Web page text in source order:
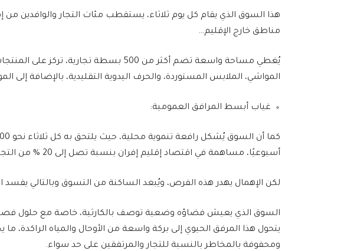
هذا السوق الذي يقام كل يوم ثلاثاء، يستقطب مئات التجار والوافدين من
مناطق خارج الإقليم…
يُغطي مساحة واسعة تضم أكثر من 500 بسطة
المواشي، الملابس المستوردة، والحرف اليدوية التقليدية، بالإضافة إلى المواشي التي
غياب أبسط المرافق العمومية:
أسبوعيًا، مساهمة في اقتصاد إقليم إفران بنسبة تصل إلى 20 % من التجارة المحلية حسب تقديرات محلية.
لكن الإهمال يهدر هذه الفرص، ويُبعد الساكنة من التسوق وبالتالي يفسد
السوق الذي يعيش فضاؤه وضعية توصف بالكارثية، خاصة مع حلول
يتحول هذا المرفق الحيوي إلى بركة واسعة من الأوحال والمياه الراكدة،
ومحفوفة بالمخاطر بالنسبة للتجار والمرتفقين على حد سواء.